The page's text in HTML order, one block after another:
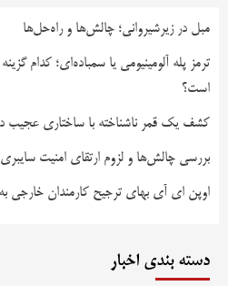
مبل در زیرشیروانی؛ چالش‌ها و راه‌حل‌ها
ترمز پله آلومینیومی یا سمباده‌ای؛ کدام
است؟
کشف یک قمر ناشناخته با ساختاری عجیب
بررسی چالش‌ها و لزوم ارتقای امنیت
اوپن ای آی بهای ترجیح کارمندان خارجی به
دسته بندی اخبار